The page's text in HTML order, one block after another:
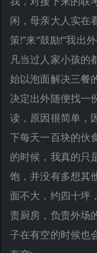
闲，母亲大人实在
策!”来“鼓励!”我出
凡当过人家小孩的
始以泡面解决三餐
决定出外随便找一
读，原因很简单，
下每天一百块的伙
的时候，我真的只
饱，并没有多想其
面不大，约四十坪
责厨房，负责外场
子在有空的时候也